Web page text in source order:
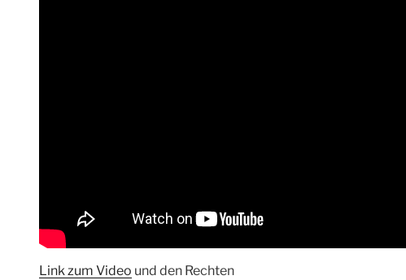
Link zum Video und den Rechten